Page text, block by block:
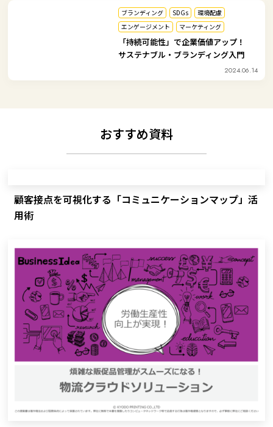
ブランディング SDGs
環境配慮
エンゲージメント
マーケティング
「持続可能性」で企業価値アップ！
サステナブル・ブランディング入門
2024.06.14
おすすめ資料
顧客接点を可視化する「コミュニケーションマップ」活
用術